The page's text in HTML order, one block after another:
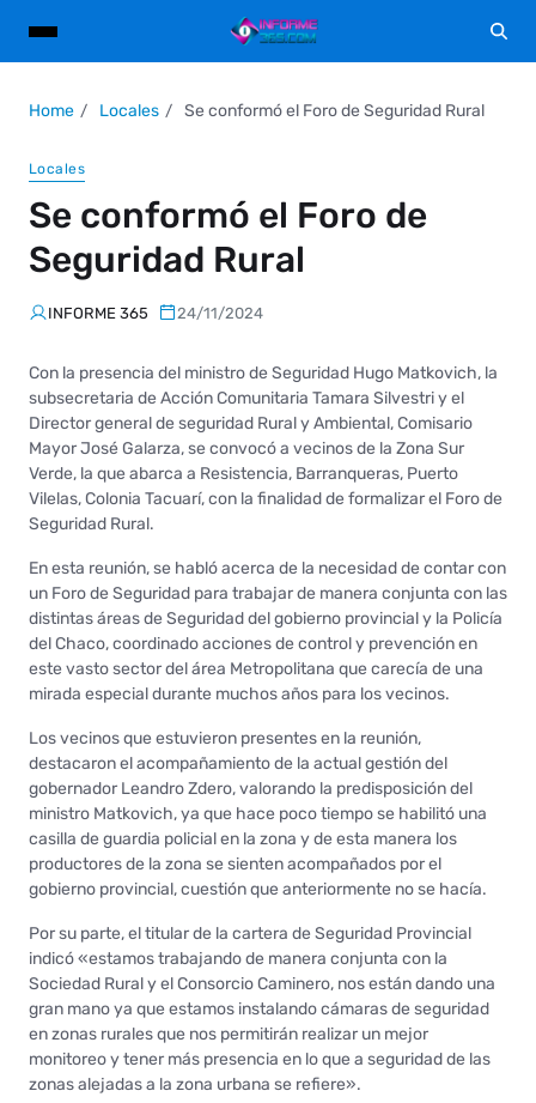
Home Locales Se conformó el Foro de Seguridad Rural
Locales
Se conformó el Foro de
Seguridad Rural
INFORME 365 24/11/2024
Con la presencia del ministro de Seguridad Hugo Matkovich, la
subsecretaria de Acción Comunitaria Tamara Silvestri y el
Director general de seguridad Rural y Ambiental, Comisario
Mayor José Galarza, se convocó a vecinos de la Zona Sur
Verde, la que abarca a Resistencia, Barranqueras, Puerto
Vilelas, Colonia Tacuarí, con la finalidad de formalizar el Foro de
Seguridad Rural.
En esta reunión, se habló acerca de la necesidad de contar con
un Foro de Seguridad para trabajar de manera conjunta con las
distintas áreas de Seguridad del gobierno provincial y la Policía
del Chaco, coordinado acciones de control y prevención en
este vasto sector del área Metropolitana que carecía de una
mirada especial durante muchos años para los vecinos.
Los vecinos que estuvieron presentes en la reunión,
destacaron el acompañamiento de la actual gestión del
gobernador Leandro Zdero, valorando la predisposición del
ministro Matkovich, ya que hace poco tiempo se habilitó una
casilla de guardia policial en la zona y de esta manera los
productores de la zona se sienten acompañados por el
gobierno provincial, cuestión que anteriormente no se hacía.
Por su parte, el titular de la cartera de Seguridad Provincial
indicó «estamos trabajando de manera conjunta con la
Sociedad Rural y el Consorcio Caminero, nos están dando una
gran mano ya que estamos instalando cámaras de seguridad
en zonas rurales que nos permitirán realizar un mejor
monitoreo y tener más presencia en lo que a seguridad de las
zonas alejadas a la zona urbana se refiere».